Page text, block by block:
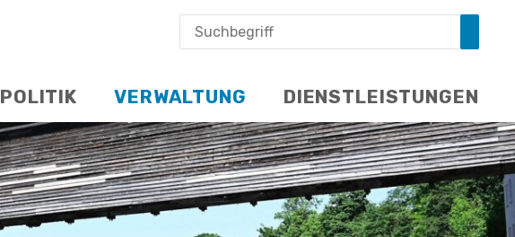
Suche
Suchbegriff
POLITIK VERWALTUNG DIENSTLEISTUNGEN